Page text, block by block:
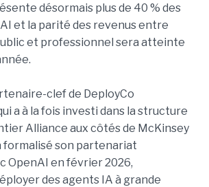
désormais plus de 40 % des
et la parité des revenus entre
et professionnel sera atteinte
clef de DeployCo
a à la fois investi dans la structure
Alliance aux côtés de McKinsey
formalisé son partenariat
OpenAI en février 2026,
des agents IA à grande